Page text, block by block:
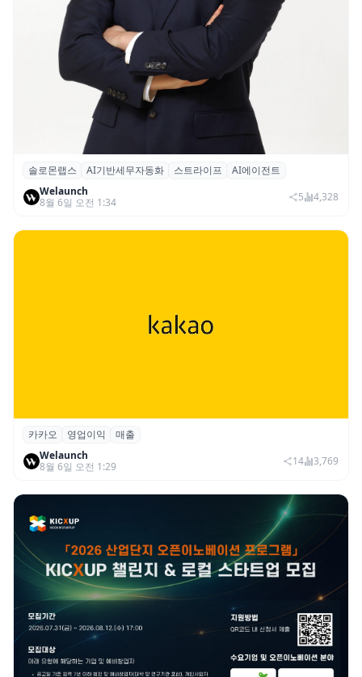
솔로몬랩스, 스트라이프 출신 이창헌 영입…
절세 전략 AI 에이전트 개발 본격화
솔로몬랩스 AI기반세무자동화 스트라이프
AI에이전트
Welaunch
8월 6일 오전 1:34
5 4,328
카카오, 2026년 2분기 매출 2조985억·영업
이익 2770억…역대 분기 최대
카카오 영업이익
매출
Welaunch
8월 6일 오전 1:29
14 3,769